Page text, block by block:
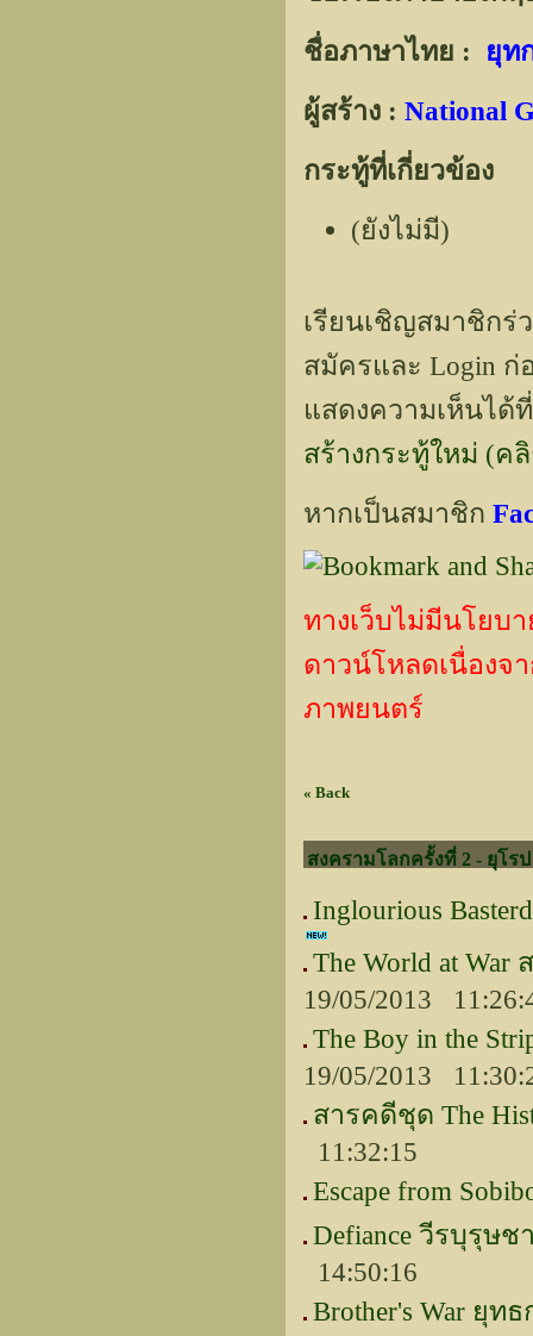
ชื่อภาษาไทย : ยุท
ผู้สร้าง : National
กระทู้ที่เกี่ยวข้อง
(ยังไม่มี)
เรียนเชิญสมาชิกร่
สมัครและ Login
แสดงความเห็นได้ที่
สร้างกระทู้ใหม่ (ค
หากเป็นสมาชิก
ทางเว็บไม่มีนโยบ
ดาวน์โหลดเนื่องจ
ภาพยนตร์
« Back
สงครามโลกครั้งที่ 2 - ยุโรป
Inglourious
The World at
19/05/2013
The Boy in the
19/05/2013
สารคดีชุด The
11:32:15
Escape from
Defiance วีรบุรุษ
14:50:16
Brother's War ยุ